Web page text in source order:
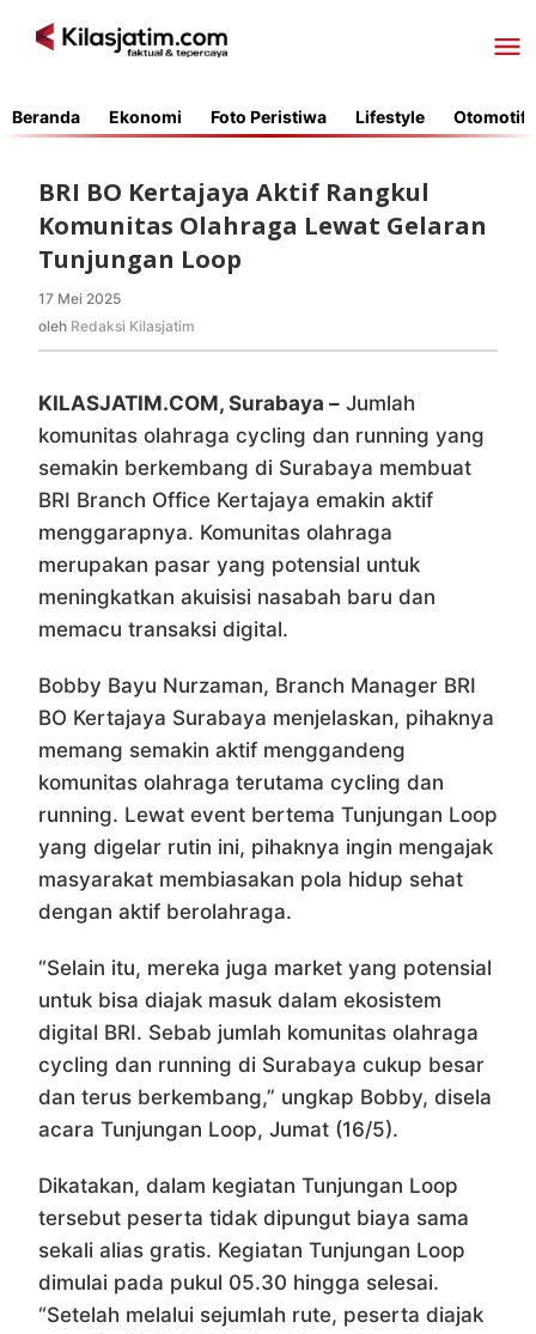
Beranda Ekonomi Foto Peristiwa Lifestyle Otomotif
BRI BO Kertajaya Aktif Rangkul
Komunitas Olahraga Lewat Gelaran
Tunjungan Loop
17 Mei 2025
Redaksi
oleh Redaksi Kilasjatim
KILASJATIM.COM, Surabaya – Jumlah
komunitas olahraga cycling dan running yang
semakin berkembang di Surabaya membuat
BRI Branch Office Kertajaya emakin aktif
menggarapnya. Komunitas olahraga
merupakan pasar yang potensial untuk
meningkatkan akuisisi nasabah baru dan
memacu transaksi digital.
Bobby Bayu Nurzaman, Branch Manager BRI
BO Kertajaya Surabaya menjelaskan, pihaknya
memang semakin aktif menggandeng
komunitas olahraga terutama cycling dan
running. Lewat event bertema Tunjungan Loop
yang digelar rutin ini, pihaknya ingin mengajak
masyarakat membiasakan pola hidup sehat
dengan aktif berolahraga.
“Selain itu, mereka juga market yang potensial
untuk bisa diajak masuk dalam ekosistem
digital BRI. Sebab jumlah komunitas olahraga
cycling dan running di Surabaya cukup besar
dan terus berkembang,” ungkap Bobby, disela
acara Tunjungan Loop, Jumat (16/5).
Dikatakan, dalam kegiatan Tunjungan Loop
tersebut peserta tidak dipungut biaya sama
sekali alias gratis. Kegiatan Tunjungan Loop
dimulai pada pukul 05.30 hingga selesai.
“Setelah melalui sejumlah rute, peserta diajak